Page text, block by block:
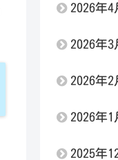
2026年4
2026年3
2026年2
2026年1
2025年